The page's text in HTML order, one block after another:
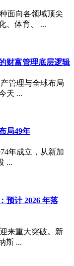
面向各领域顶尖
、体育、 ...
财富管理底层逻辑
管理与全球布局
天 ...
局49年
年成立，从新加
...
预计 2026 年落
来重大突破。新
斯 ...